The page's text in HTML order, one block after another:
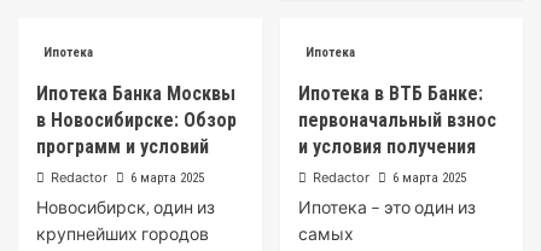
Ипотека
Ипотека Банка Москвы
в Новосибирске: Обзор
программ и условий
Redactor 6 марта 2025
Новосибирск‚ один из
крупнейших городов
Ипотека
Ипотека в ВТБ Банке:
первоначальный взнос
и условия получения
Redactor 6 марта 2025
Ипотека – это один из
самых